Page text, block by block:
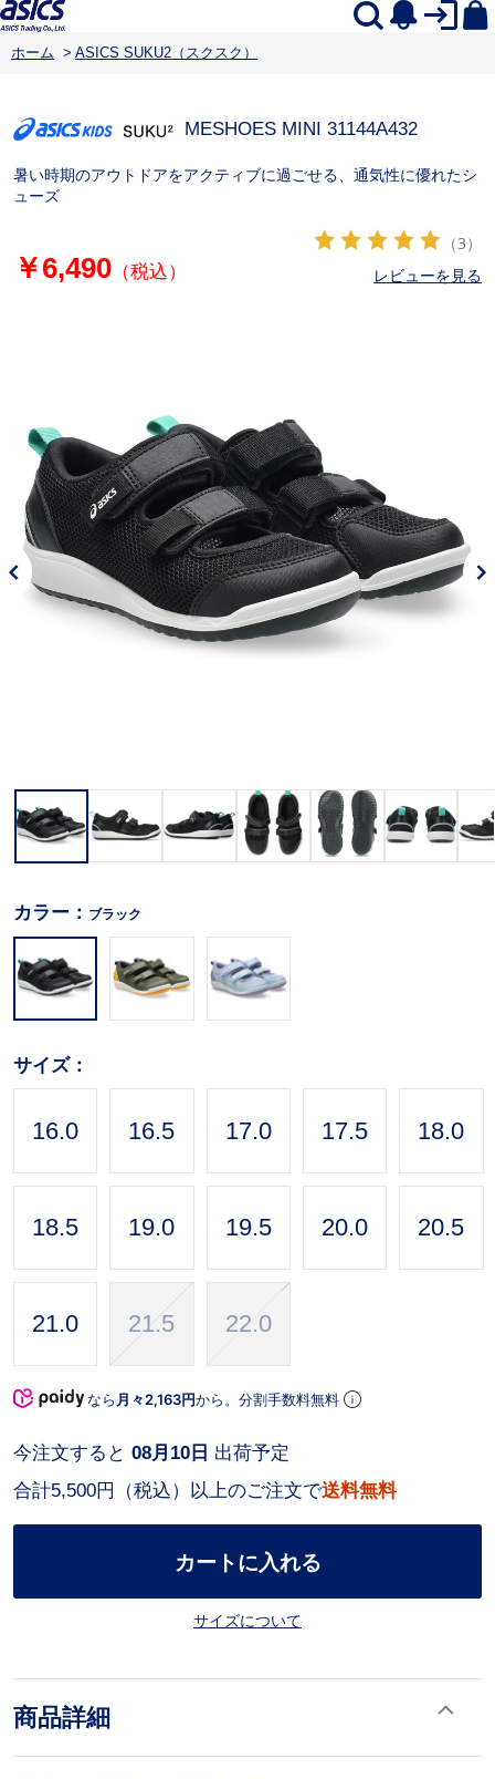
ホーム > ASICS SUKU2（スクスク）
MESHOES MINI 31144A432
暑い時期のアウトドアをアクティブに過ごせる、通気性に優れたシ
ューズ
￥6,490（税込）
（3）
レビューを見る
カラー： ブラック
サイズ：
16.0 16.5 17.0 17.5 18.0
18.5 19.0 19.5 20.0 20.5
21.0 21.5 22.0
なら 月々2,163円から。分割手数料無料
合計5,500円（税込）以上のご注文で送料無料
今注文すると 08月10日 出荷予定
カートに入れる
サイズについて
商品詳細